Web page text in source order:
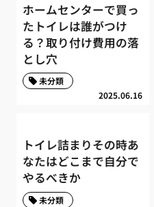
ホームセンターで買っ
たトイレは誰がつけ
る？取り付け費用の落
とし穴
2025.06.16
未分類
トイレ詰まりその時あ
なたはどこまで自分で
やるべきか
未分類